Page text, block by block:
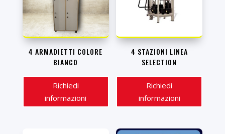
4 ARMADIETTI COLORE
BIANCO
Richiedi
informazioni
4 STAZIONI LINEA
SELECTION
Richiedi
informazioni